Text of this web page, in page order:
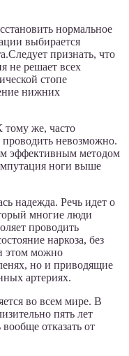
нормальное
выбирается
признать, что
не решает всех
стопе
нижних
тому же, часто
невозможно.
эффективным методом
ноги выше
надежда. Речь идет о
многие люди
проводить
наркоза, без
этом можно
но и приводящие
артериях.
во всем мире. В
пять лет
отказать от